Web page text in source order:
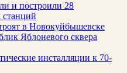
и построили 28
станций
в Новокуйбышевске
Яблоневого сквера
инсталляции к 70-